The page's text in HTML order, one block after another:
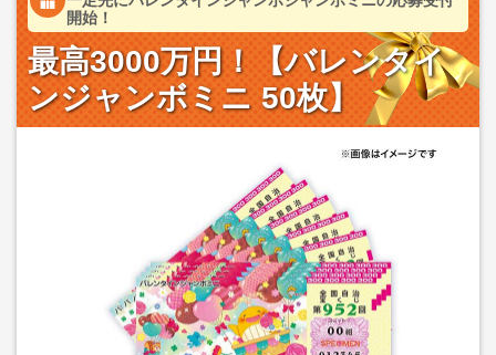
開始！
最高3000万円！【バレンタイ
ンジャンボミニ 50枚】